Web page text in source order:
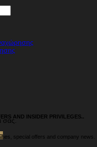
σας.AND INSIDER PRIVILEGES..
special offers and company news.